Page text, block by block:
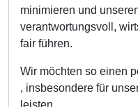
minimieren und
verantwortungsvoll,
fair führen.
Wir möchten so einen
, insbesondere für
leisten.